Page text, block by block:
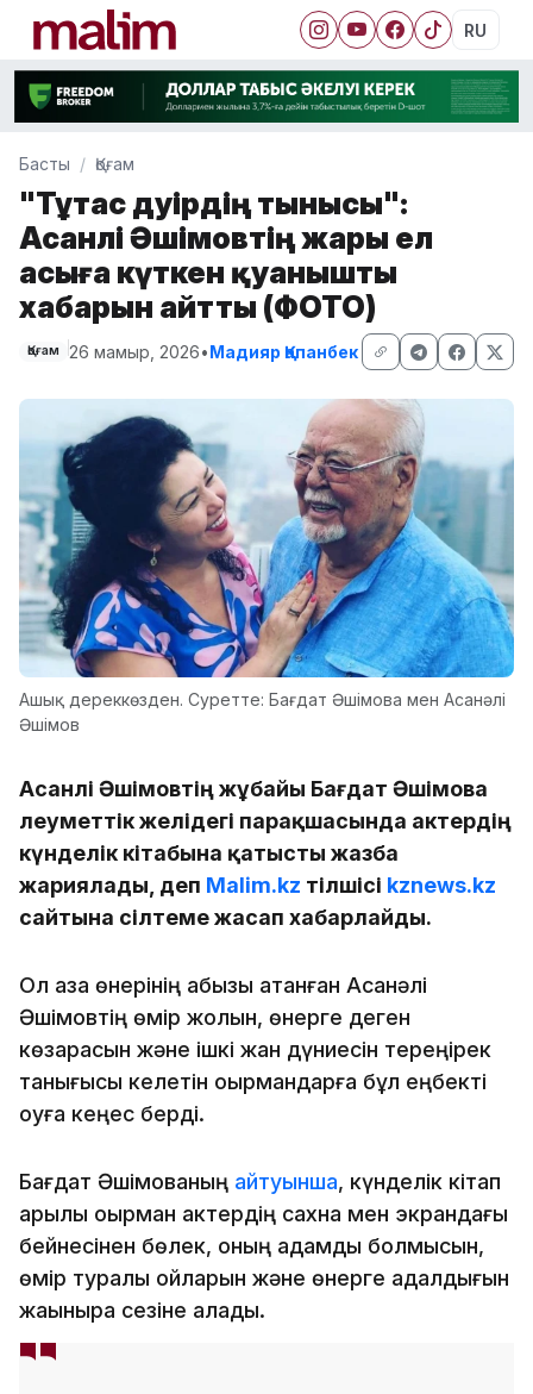
RU
Басты Қоғам
"Тұтас дәуірдің тынысы":
Асанәлі Әшімовтің жары ел
асыға күткен қуанышты
хабарын айтты (ФОТО)
Қоғам 26 мамыр, 2026•Мадияр Қапанбек
Ашық дереккөзден. Суретте: Бағдат Әшімова мен Асанәлі
Әшімов
Асанәлі Әшімовтің жұбайы Бағдат Әшімова
әлеуметтік желідегі парақшасында актердің
күнделік кітабына қатысты жазба
жариялады, деп Malim.kz тілшісі kznews.kz
сайтына сілтеме жасап хабарлайды.
Ол қазақ өнерінің абызы атанған Асанәлі
Әшімовтің өмір жолын, өнерге деген
көзқарасын және ішкі жан дүниесін тереңірек
танығысы келетін оқырмандарға бұл еңбекті
оқуға кеңес берді.
Бағдат Әшімованың айтуынша, күнделік кітап
арқылы оқырман актердің сахна мен экрандағы
бейнесінен бөлек, оның адамдық болмысын,
өмір туралы ойларын және өнерге адалдығын
жақынырақ сезіне алады.